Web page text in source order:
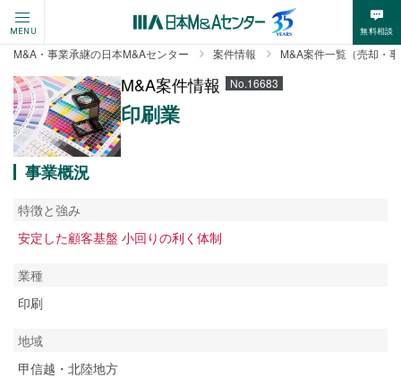
MENU 無料相談
M&A・事業承継の日本M&Aセンター 案件情報 M&A案件一覧（売却・
M&A案件情報 No.16683
印刷業
事業概況
特徴と強み
安定した顧客基盤 小回りの利く体制
業種
印刷
地域
甲信越・北陸地方